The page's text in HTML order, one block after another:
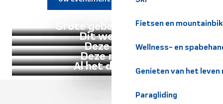
Fietsen en
Wellness- en
Genieten van het
Paragliding
Grote gebeurtenissen
Dit weekend
Deze week
Deze maand
Al het dagboek